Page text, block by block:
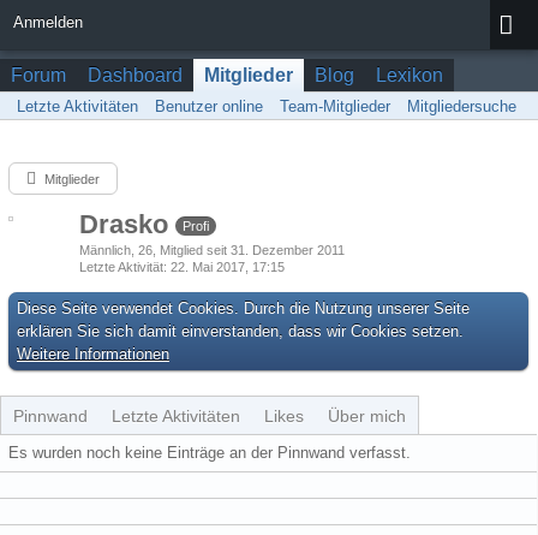
Anmelden
Forum Dashboard Mitglieder Blog Lexikon
Letzte Aktivitäten Benutzer online Team-Mitglieder Mitgliedersuche
Mitglieder
Drasko
Profi
Männlich 26 Mitglied seit 31. Dezember 2011
Letzte Aktivität 22. Mai 2017, 17:15
Diese Seite verwendet Cookies. Durch die Nutzung unserer Seite
erklären Sie sich damit einverstanden, dass wir Cookies setzen.
Weitere Informationen
Pinnwand Letzte Aktivitäten Likes Über mich
Es wurden noch keine Einträge an der Pinnwand verfasst.